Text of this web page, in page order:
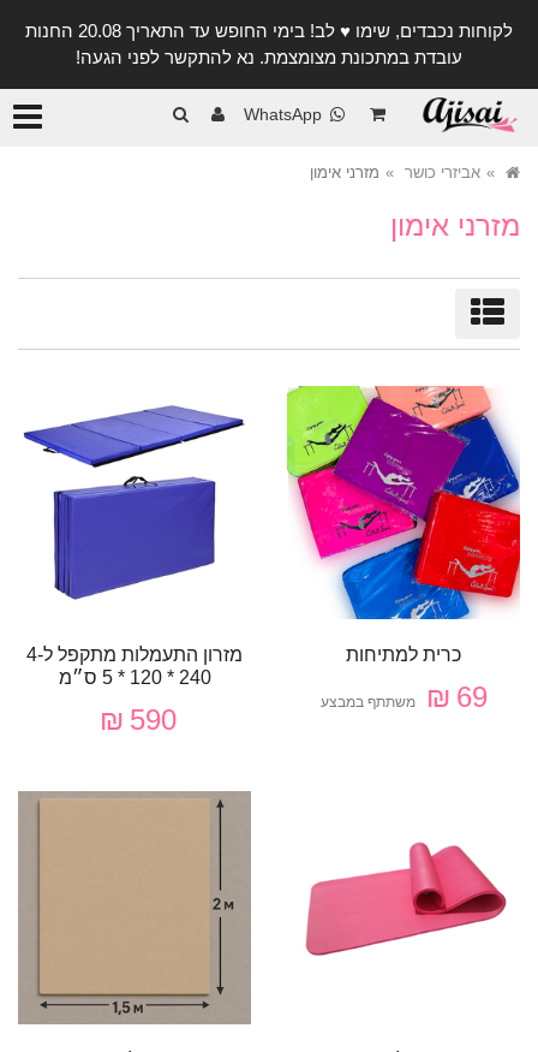
לקוחות נכבדים, שימו ♥️ לב! בימי החופש עד התאריך 20.08 החנות
עובדת במתכונת מצומצמת. נא להתקשר לפני הגעה!
WhatsApp
אביזרי כושר מזרני אימון
מזרני אימון
מיון/סינון
כרית למתיחות
69 ₪ משתתף במבצע
מזרון התעמלות מתקפל ל-4
240 * 120 * 5 ס״מ
590 ₪